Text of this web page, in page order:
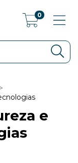
0
>
e